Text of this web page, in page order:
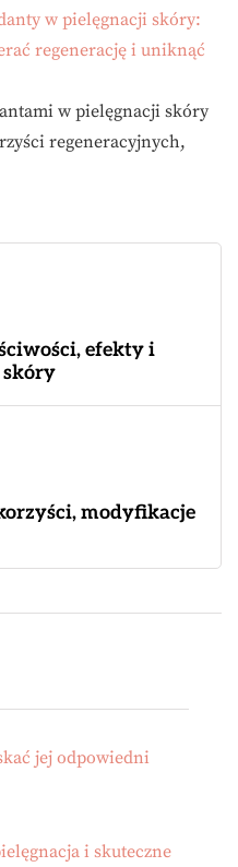
w pielęgnacji skóry:
regenerację i uniknąć
w pielęgnacji skóry
regeneracyjnych,
efekty i
skóry
modyfikacje
jej odpowiedni
i skuteczne